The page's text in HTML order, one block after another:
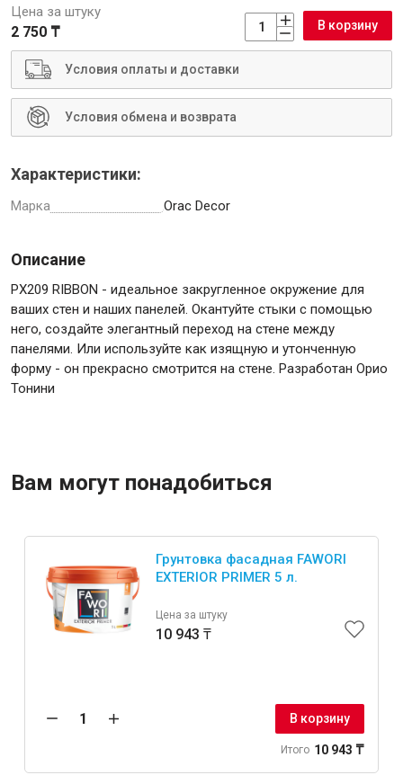
Цена за штуку
2 750 ₸ В корзину
Условия оплаты и доставки
Условия обмена и возврата
Характеристики:
Марка Orac Decor
Описание
PX209 RIBBON - идеальное закругленное окружение для
ваших стен и наших панелей. Окантуйте стыки с помощью
него, создайте элегантный переход на стене между
панелями. Или используйте как изящную и утонченную
форму - он прекрасно смотрится на стене. Разработан Орио
Тонини
Вам могут понадобиться
Грунтовка фасадная FAWORI
EXTERIOR PRIMER 5 л.
Цена за штуку
10 943 ₸
В корзину
Итого 10 943 ₸
Электро-оборудование
Инструменты
Малярный инструмент
Специализированный инструмент
Инструмент для штукатурно-отделочных работ
Ещё 2
Сантехника
Крепежи
Анкеры
Монтажные ленты
Канаты, шнуры
Оборудование для клининга и уборки